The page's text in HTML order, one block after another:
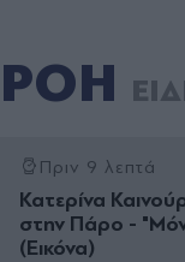
ΡΟΗ
Πριν 9 λεπτά
Κατερίνα
στην Πάρο -
(Εικόνα)